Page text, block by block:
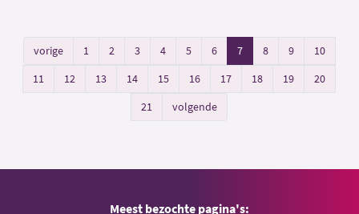
vorige 1 2 3 4 5 6 7 8 9
10
11
12 13 14 15 16 17 18 19
20
21
volgende
Meest bezochte pagina's: